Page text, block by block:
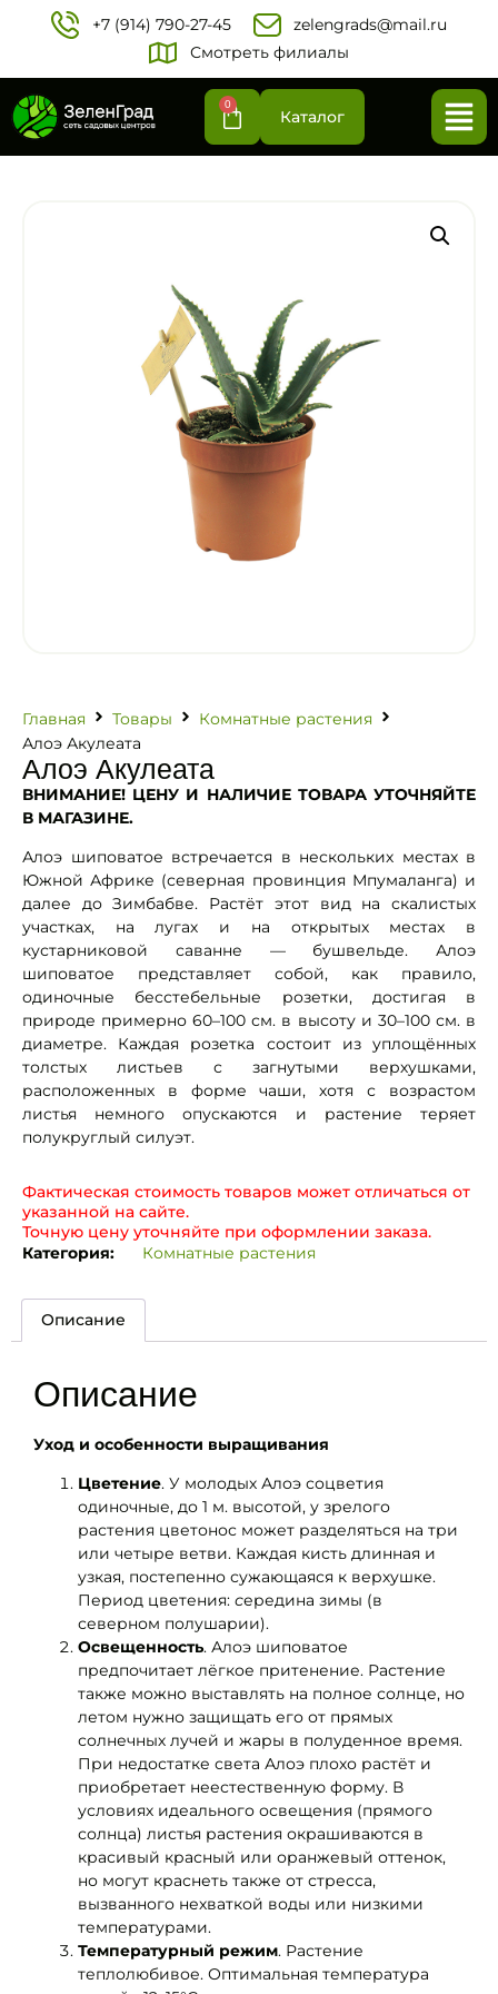
+7 (914) 790-27-45‬
zelengrads@mail.ru
Смотреть филиалы
0
Каталог
Главная Товары
Комнатные растения
Алоэ Акулеата
Алоэ Акулеата
ВНИМАНИЕ! ЦЕНУ И НАЛИЧИЕ ТОВАРА УТОЧНЯЙТЕ
В МАГАЗИНЕ.
Алоэ шиповатое встречается в нескольких местах в
Южной Африке (северная провинция Мпумаланга) и
далее до Зимбабве. Растёт этот вид на скалистых
участках, на лугах и на открытых местах в
кустарниковой саванне — бушвельде. Алоэ
шиповатое представляет собой, как правило,
одиночные бесстебельные розетки, достигая в
природе примерно 60–100 см. в высоту и 30–100 см. в
диаметре. Каждая розетка состоит из уплощённых
толстых листьев с загнутыми верхушками,
расположенных в форме чаши, хотя с возрастом
листья немного опускаются и растение теряет
полукруглый силуэт.
Фактическая стоимость товаров может отличаться от
указанной на сайте.
Точную цену уточняйте при оформлении заказа.
Категория:
Комнатные растения
Описание
Описание
Уход и особенности выращивания
Цветение. У молодых Алоэ соцветия
одиночные, до 1 м. высотой, у зрелого
растения цветонос может разделяться на три
или четыре ветви. Каждая кисть длинная и
узкая, постепенно сужающаяся к верхушке.
Период цветения: середина зимы (в
северном полушарии).
Освещенность. Алоэ шиповатое
предпочитает лёгкое притенение. Растение
также можно выставлять на полное солнце, но
летом нужно защищать его от прямых
солнечных лучей и жары в полуденное время.
При недостатке света Алоэ плохо растёт и
приобретает неестественную форму. В
условиях идеального освещения (прямого
солнца) листья растения окрашиваются в
красивый красный или оранжевый оттенок,
но могут краснеть также от стресса,
вызванного нехваткой воды или низкими
температурами.
Температурный режим. Растение
теплолюбивое. Оптимальная температура